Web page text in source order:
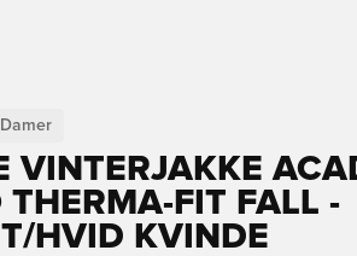
Damer
VINTERJAKKE
THERMA-FIT FALL -
HVID KVINDE